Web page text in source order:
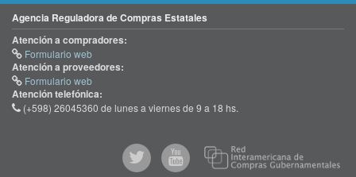
Agencia Reguladora de Compras Estatales
Atención a compradores:
Formulario web
Atención a proveedores:
Formulario web
Atención telefónica:
(+598) 26045360 de lunes a viernes de 9 a 18 hs.
@comprasgubuy
ACCE